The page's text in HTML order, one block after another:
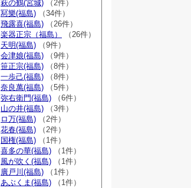
萩の鶴(宮城) （2件）
冩樂(福島) （34件）
飛露喜(福島) （26件）
楽器正宗（福島）
（26件）
天明(福島) （9件）
会津娘(福島) （9件）
笹正宗(福島) （8件）
一歩己(福島) （8件）
奈良萬(福島) （5件）
弥右衛門(福島) （6件）
山の井(福島) （3件）
ロ万(福島) （2件）
花春(福島) （2件）
国権(福島) （1件）
喜多の華(福島) （1件）
風が吹く(福島) （1件）
廣戸川(福島) （1件）
あぶくま(福島) （1件）